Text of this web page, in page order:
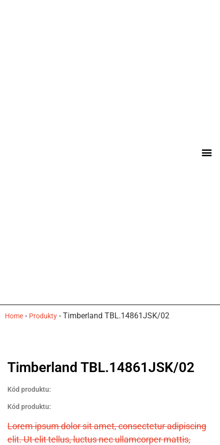
Home - Produkty - Timberland TBL.14861JSK/02
Timberland TBL.14861JSK/02
Kód produktu:
Kód produktu:
Lorem ipsum dolor sit amet, consectetur adipiscing
elit. Ut elit tellus, luctus nec ullamcorper mattis,